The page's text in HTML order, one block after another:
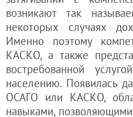
возникают так
некоторых случаях
Именно поэтому
КАСКО, а также
востребованной
населению. Появилась
ОСАГО или КАСКО,
навыками,